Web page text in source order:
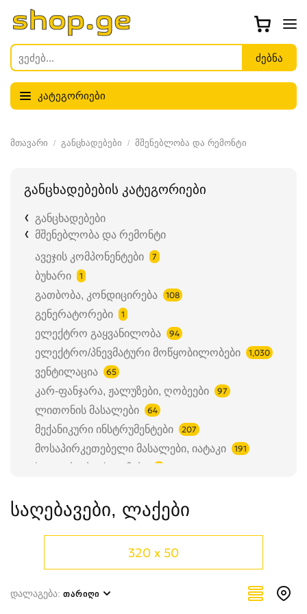
კატეგორიები
მთავარი განცხადებები მშენებლობა და რემონტი
განცხადებების კატეგორიები
განცხადებები
მშენებლობა და რემონტი
ავეჯის კომპონენტები
7
ბუხარი 1
გათბობა, კონდიცირება 108
გენერატორები 1
ელექტრო გაყვანილობა 94
ელექტრო/პნევმატური მოწყობილობები 1,030
ვენტილაცია 65
კარ-ფანჯარა, ჟალუზები, ღობეები 97
ლითონის მასალები 64
მექანიკური ინსტრუმენტები 207
მოსაპირკეთებელი მასალები, იატაკი 191
საკეტები, ბოქლომები
სამშენებლო მასალები 190
სანტექნიკა
ხის მასალები
საღებავები, ლაქები
320 x 50
დალაგება: ᲗᲐᲠᲘᲦᲘ